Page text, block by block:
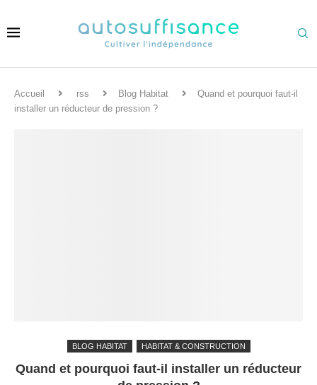
Accueil rss Blog Habitat
Quand et pourquoi faut-il
installer un réducteur de pression ?
BLOG HABITAT HABITAT & CONSTRUCTION
Quand et pourquoi faut-il installer un réducteur